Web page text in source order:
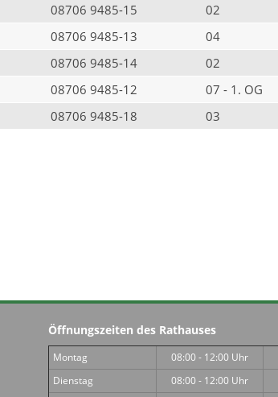
08706 9485-15 02
08706 9485-13 04
08706 9485-14 02
08706 9485-12 07 - 1. OG
08706 9485-18 03
Öffnungszeiten des Rathauses
Montag 08:00 - 12:00 Uhr
Dienstag
08:00 - 12:00 Uhr